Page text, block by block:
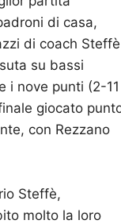
di casa,
di coach Steffè
su bassi
i nove punti (2-11
giocato
con Rezzano
Steffè,
molto la loro